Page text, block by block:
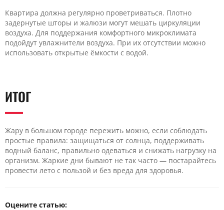
Квартира должна регулярно проветриваться. Плотно
задернутые шторы и жалюзи могут мешать циркуляции
воздуха. Для поддержания комфортного микроклимата
подойдут увлажнители воздуха. При их отсутствии можно
использовать открытые ёмкости с водой.
ИТОГ
Жару в большом городе пережить можно, если соблюдать
простые правила: защищаться от солнца, поддерживать
водный баланс, правильно одеваться и снижать нагрузку на
организм. Жаркие дни бывают не так часто — постарайтесь
провести лето с пользой и без вреда для здоровья.
Оцените статью: